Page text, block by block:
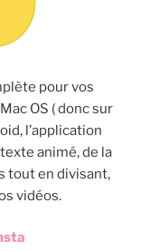
pour vos
OS ( donc sur
l’application
animé, de la
tout en divisant,
vidéos.